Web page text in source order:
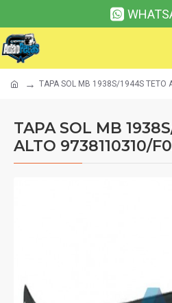
TAPA SOL MB 1938S/1944S TETO
TAPA SOL MB
ALTO 9738110310/